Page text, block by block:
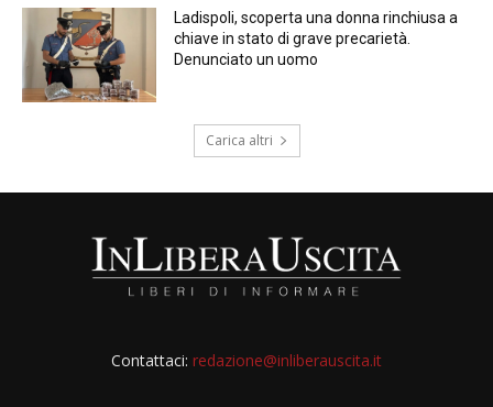
Ladispoli, scoperta una donna rinchiusa a
chiave in stato di grave precarietà.
Denunciato un uomo
Carica altri
Contattaci: redazione@inliberauscita.it